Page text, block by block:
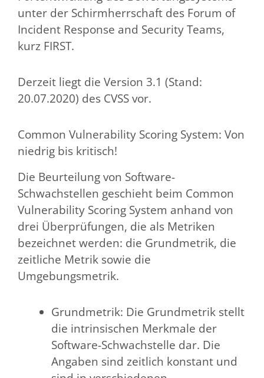
unter der Schirmherrschaft des Forum of
Incident Response and Security Teams,
kurz FIRST.
Derzeit liegt die Version 3.1 (Stand:
20.07.2020) des CVSS vor.
Common Vulnerability Scoring System: Von
niedrig bis kritisch!
Die Beurteilung von Software-
Schwachstellen geschieht beim Common
Vulnerability Scoring System anhand von
drei Überprüfungen, die als Metriken
bezeichnet werden: die Grundmetrik, die
zeitliche Metrik sowie die
Umgebungsmetrik.
Grundmetrik: Die Grundmetrik stellt
die intrinsischen Merkmale der
Software-Schwachstelle dar. Die
Angaben sind zeitlich konstant und